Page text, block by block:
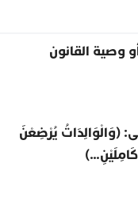
وصية القانون
(وَالْوَالِدَاتُ يُرْضِعْنَ